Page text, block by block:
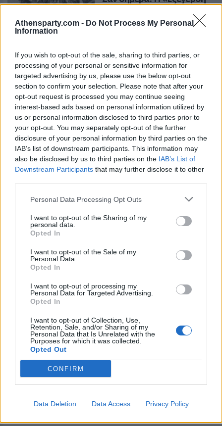
Athensparty.com - Do Not Process My Personal
Information
If you wish to opt-out of the sale, sharing to third parties, or
processing of your personal or sensitive information for
targeted advertising by us, please use the below opt-out
section to confirm your selection. Please note that after your
opt-out request is processed you may continue seeing
interest-based ads based on personal information utilized by
us or personal information disclosed to third parties prior to
your opt-out. You may separately opt-out of the further
disclosure of your personal information by third parties on the
IAB’s list of downstream participants. This information may
also be disclosed by us to third parties on the IAB’s List of
Downstream Participants that may further disclose it to other
Personal Data Processing Opt Outs
I want to opt-out of the Sharing of my
personal data.
Opted In
I want to opt-out of the Sale of my
Personal Data.
Opted In
I want to opt-out of processing my
Personal Data for Targeted Advertising.
Opted In
I want to opt-out of Collection, Use,
Retention, Sale, and/or Sharing of my
Personal Data that Is Unrelated with the
Purposes for which it was collected.
Opted Out
CONFIRM
Data Deletion Data Access Privacy Policy
Στις 7 Αυγούστου του 1794
NEWS ROOM ΑΥΓ 07, 2026
Πέθανε η influencer
Σίντνεϊ Τάουλ σε ηλικία
26 ετών έπειτα από
μάχη με σπάνια μορφή
καρκίνου
Τον θάνατο της ανακοίνωσε η
μητέρα της, Ελίζαμπεθ Μόροου,
Τάουλ, μέσω ενός βίντεο στον
Τετάρτη
Viral η παρουσιάστρια
τη διάρκεια δελτίου
ειδήσεων
ΗΠΑ αποκοιμήθηκε on air και
έγινε αμέσως viral - η
«Ωραία Κοιμωμένη».
ASTROGIRL
CELEBS ΑΥΓ 07, 2026
Κάια Γκέρμπερ: Με
look θύμισε τη Σίντι
Κρόφορντ
εκδήλωση για τη σειρά «The
Shards» στο Λος Αντζελες